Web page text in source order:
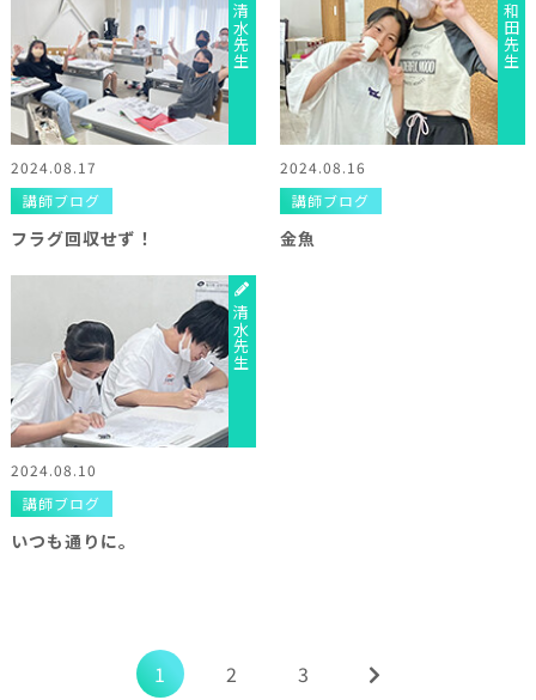
清水先生
2024.08.17
講師ブログ
フラグ回収せず！
和田先生
2024.08.16
講師ブログ
金魚
清水先生
2024.08.10
講師ブログ
いつも通りに。
1 2 3